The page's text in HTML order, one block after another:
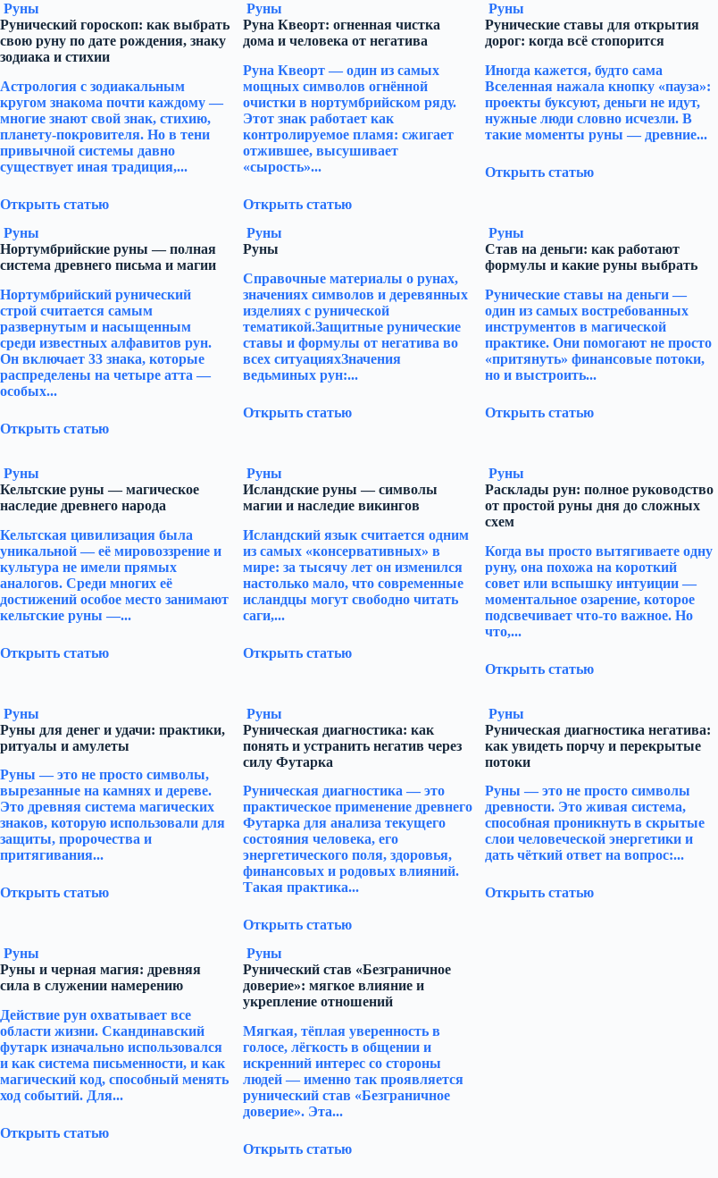
Руны
Рунический гороскоп: как выбрать
свою руну по дате рождения, знаку
зодиака и стихии
Астрология с зодиакальным
кругом знакома почти каждому —
многие знают свой знак, стихию,
планету-покровителя. Но в тени
привычной системы давно
существует иная традиция,...
Открыть статью
Руны
Руна Квеорт: огненная чистка
дома и человека от негатива
Руна Квеорт — один из самых
мощных символов огнённой
очистки в нортумбрийском ряду.
Этот знак работает как
контролируемое пламя: сжигает
отжившее, высушивает
«сырость»...
Открыть статью
Руны
Рунические ставы для открытия
дорог: когда всё стопорится
Иногда кажется, будто сама
Вселенная нажала кнопку «пауза»:
проекты буксуют, деньги не идут,
нужные люди словно исчезли. В
такие моменты руны — древние...
Открыть статью
Руны
Нортумбрийские руны — полная
система древнего письма и магии
Нортумбрийский рунический
строй считается самым
развернутым и насыщенным
среди известных алфавитов рун.
Он включает 33 знака, которые
распределены на четыре атта —
особых...
Открыть статью
Руны
Руны
Справочные материалы о рунах,
значениях символов и деревянных
изделиях с рунической
тематикой.Защитные рунические
ставы и формулы от негатива во
всех ситуацияхЗначения
ведьминых рун:...
Открыть статью
Руны
Став на деньги: как работают
формулы и какие руны выбрать
Рунические ставы на деньги —
один из самых востребованных
инструментов в магической
практике. Они помогают не просто
«притянуть» финансовые потоки,
но и выстроить...
Открыть статью
Руны
Кельтские руны — магическое
наследие древнего народа
Кельтская цивилизация была
уникальной — её мировоззрение и
культура не имели прямых
аналогов. Среди многих её
достижений особое место занимают
кельтские руны —...
Открыть статью
Руны
Исландские руны — символы
магии и наследие викингов
Исландский язык считается одним
из самых «консервативных» в
мире: за тысячу лет он изменился
настолько мало, что современные
исландцы могут свободно читать
саги,...
Открыть статью
Руны
Расклады рун: полное руководство
от простой руны дня до сложных
схем
Когда вы просто вытягиваете одну
руну, она похожа на короткий
совет или вспышку интуиции —
моментальное озарение, которое
подсвечивает что-то важное. Но
что,...
Открыть статью
Руны
Руны для денег и удачи: практики,
ритуалы и амулеты
Руны — это не просто символы,
вырезанные на камнях и дереве.
Это древняя система магических
знаков, которую использовали для
защиты, пророчества и
притягивания...
Открыть статью
Руны
Руническая диагностика: как
понять и устранить негатив через
силу Футарка
Руническая диагностика — это
практическое применение древнего
Футарка для анализа текущего
состояния человека, его
энергетического поля, здоровья,
финансовых и родовых влияний.
Такая практика...
Открыть статью
Руны
Руническая диагностика негатива:
как увидеть порчу и перекрытые
потоки
Руны — это не просто символы
древности. Это живая система,
способная проникнуть в скрытые
слои человеческой энергетики и
дать чёткий ответ на вопрос:...
Открыть статью
Руны
Руны и черная магия: древняя
сила в служении намерению
Действие рун охватывает все
области жизни. Скандинавский
футарк изначально использовался
и как система письменности, и как
магический код, способный менять
ход событий. Для...
Открыть статью
Руны
Рунический став «Безграничное
доверие»: мягкое влияние и
укрепление отношений
Мягкая, тёплая уверенность в
голосе, лёгкость в общении и
искренний интерес со стороны
людей — именно так проявляется
рунический став «Безграничное
доверие». Эта...
Открыть статью